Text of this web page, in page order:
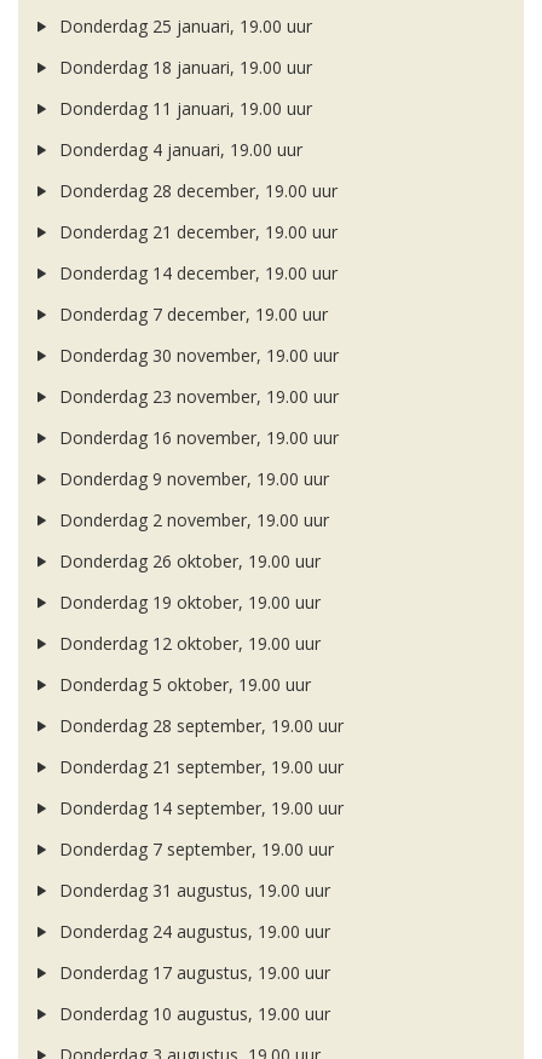
Donderdag 25 januari, 19.00 uur
Donderdag 18 januari, 19.00 uur
Donderdag 11 januari, 19.00 uur
Donderdag 4 januari, 19.00 uur
Donderdag 28 december, 19.00 uur
Donderdag 21 december, 19.00 uur
Donderdag 14 december, 19.00 uur
Donderdag 7 december, 19.00 uur
Donderdag 30 november, 19.00 uur
Donderdag 23 november, 19.00 uur
Donderdag 16 november, 19.00 uur
Donderdag 9 november, 19.00 uur
Donderdag 2 november, 19.00 uur
Donderdag 26 oktober, 19.00 uur
Donderdag 19 oktober, 19.00 uur
Donderdag 12 oktober, 19.00 uur
Donderdag 5 oktober, 19.00 uur
Donderdag 28 september, 19.00 uur
Donderdag 21 september, 19.00 uur
Donderdag 14 september, 19.00 uur
Donderdag 7 september, 19.00 uur
Donderdag 31 augustus, 19.00 uur
Donderdag 24 augustus, 19.00 uur
Donderdag 17 augustus, 19.00 uur
Donderdag 10 augustus, 19.00 uur